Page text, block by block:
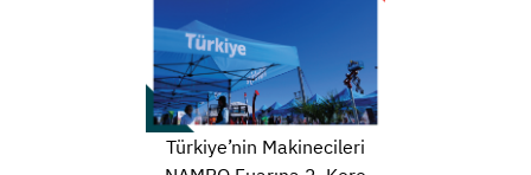
Türkiye’nin Makinecileri